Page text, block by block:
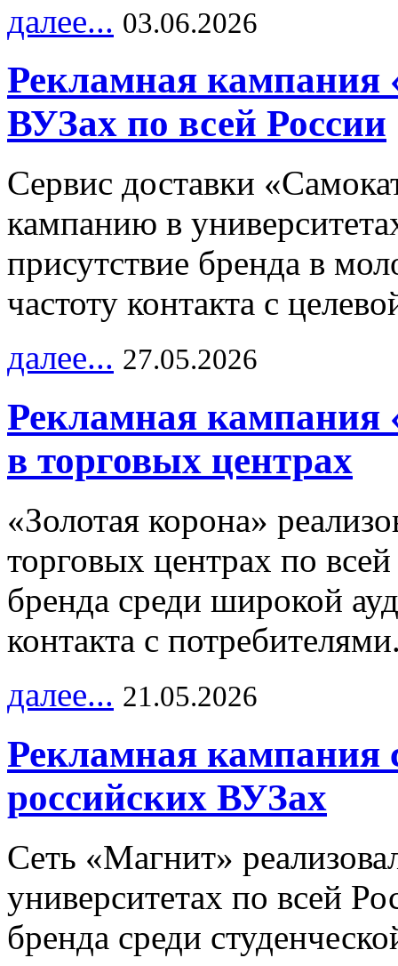
далее... 03.06.2026
Рекламная кампания
ВУЗах по всей России
Сервис доставки
кампанию в
присутствие бренда в
частоту контакта с
далее... 27.05.2026
Рекламная кампания
в торговых центрах
«Золотая корона»
торговых центрах по
бренда среди широкой
контакта с
далее... 21.05.2026
Рекламная кампания
российских ВУЗах
Сеть «Магнит»
университетах по всей
бренда среди